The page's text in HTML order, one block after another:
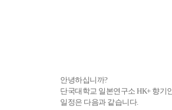
안녕하십니까?
단국대학교 일본연구소 HK+ 향기
일정은 다음과 같습니다.